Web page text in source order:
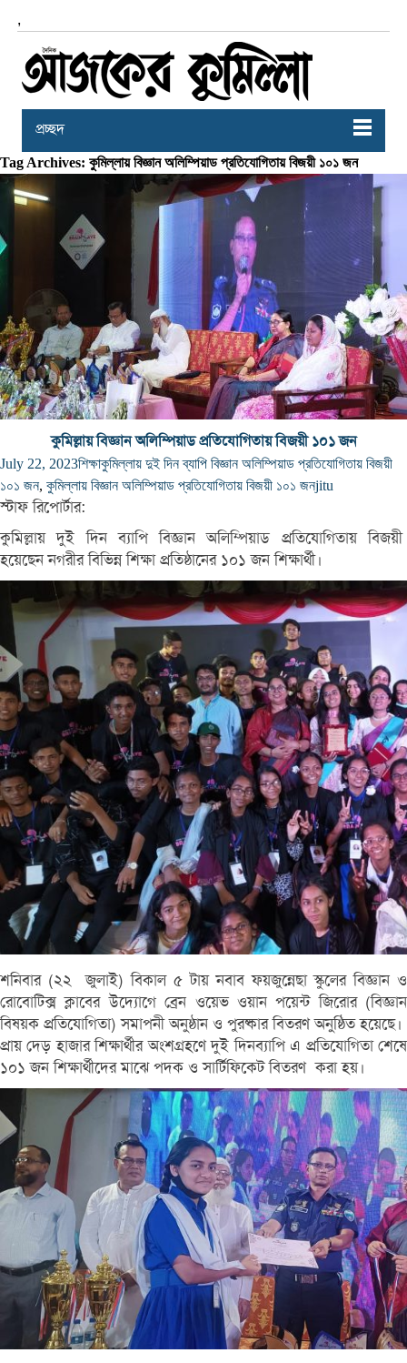
,
প্রচ্ছদ
Tag Archives: কুমিল্লায় বিজ্ঞান অলিম্পিয়াড প্রতিযোগিতায় ‍বিজয়ী ১০১ জন
কুমিল্লায় বিজ্ঞান অলিম্পিয়াড প্রতিযোগিতায় ‍বিজয়ী ১০১ জন
July 22, 2023শিক্ষাকুমিল্লায় দুই দিন ব্যাপি বিজ্ঞান অলিম্পিয়াড প্রতিযোগিতায় ‍বিজয়ী
১০১ জন, কুমিল্লায় বিজ্ঞান অলিম্পিয়াড প্রতিযোগিতায় ‍বিজয়ী ১০১ জনjitu
স্টাফ রিপোর্টার:
কুমিল্লায় দুই দিন ব্যাপি বিজ্ঞান অলিম্পিয়াড প্রতিযোগিতায় ‍বিজয়ী
হয়েছেন নগরীর বিভিন্ন শিক্ষা প্রতিষ্ঠানের ১০১ জন শিক্ষার্থী।
শনিবার (২২ জুলাই) বিকাল ৫ টায় নবাব ফয়জুন্নেছা স্কুলের বিজ্ঞান ও
রোবোটিক্স ক্লাবের উদ্যোগে ব্রেন ওয়েভ ওয়ান পয়েন্ট জিরোর (বিজ্ঞান
বিষয়ক প্রতিযোগিতা) সমাপনী অনুষ্ঠান ও পুরষ্কার বিতরণ অনুষ্ঠিত হয়েছে।
প্রায় দেড় হাজার শিক্ষার্থীর অংশগ্রহণে দুই দিনব্যাপি এ প্রতিযোগিতা শেষে
১০১ জন শিক্ষার্থীদের মাঝে পদক ও সার্টিফিকেট বিতরণ করা হয়।